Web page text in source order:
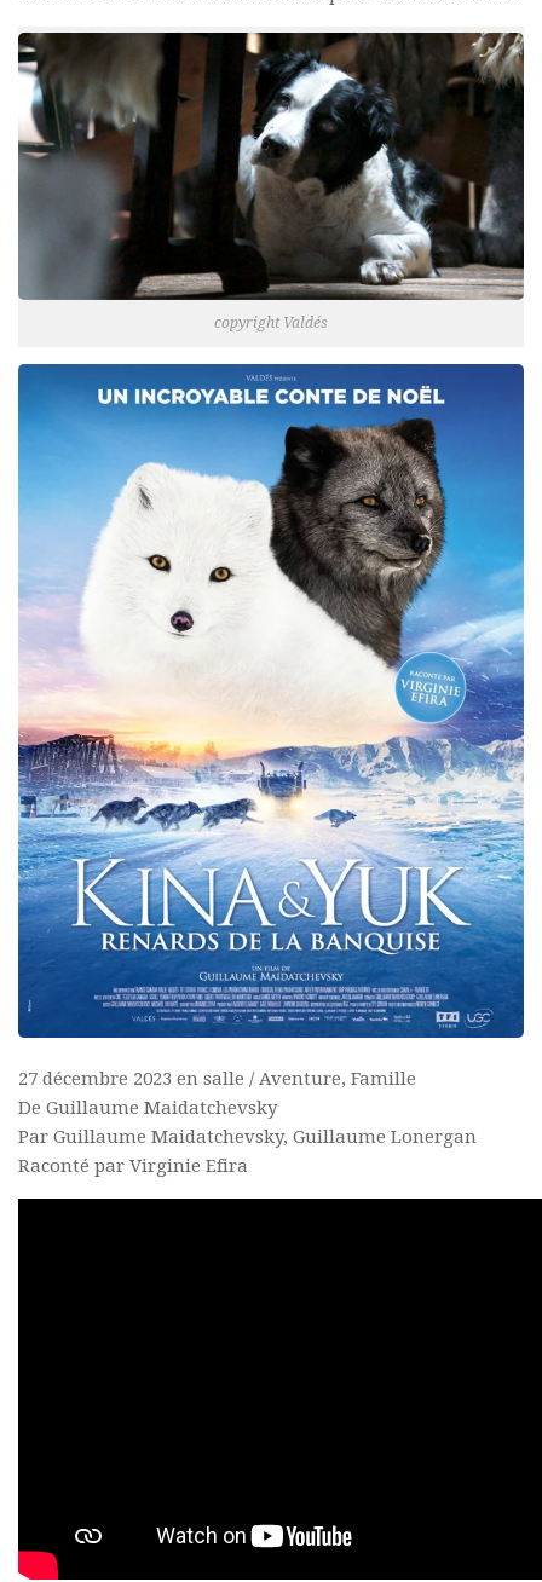
copyright Valdés
27 décembre 2023 en salle / Aventure, Famille
De Guillaume Maidatchevsky
Par Guillaume Maidatchevsky, Guillaume Lonergan
Raconté par Virginie Efira